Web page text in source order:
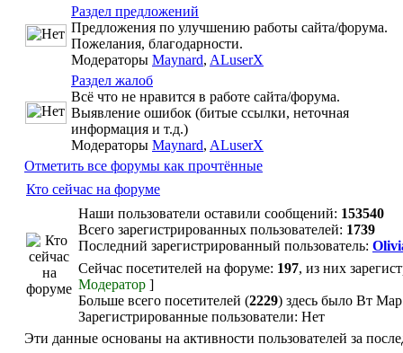
Раздел предложений
Предложения по улучшению работы сайта/форума.
Пожелания, благодарности.
Модераторы Maynard, ALuserX
Раздел жалоб
Всё что не нравится в работе сайта/форума.
Выявление ошибок (битые ссылки, неточная
информация и т.д.)
Модераторы Maynard, ALuserX
Отметить все форумы как прочтённые
Кто сейчас на форуме
Наши пользователи оставили сообщений: 153540
Всего зарегистрированных пользователей: 1739
Последний зарегистрированный пользователь:
Сейчас посетителей на форуме: 197, из них
Модератор ]
Больше всего посетителей (2229) здесь было Вт
Зарегистрированные пользователи: Нет
Эти данные основаны на активности пользователей за